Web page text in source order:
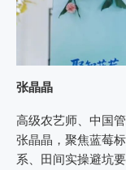
张晶晶
高级农艺师、中国
张晶晶，聚焦蓝莓
系、田间实操避坑